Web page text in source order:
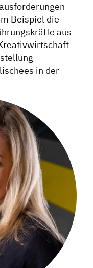
Beispiel die
aus
in der